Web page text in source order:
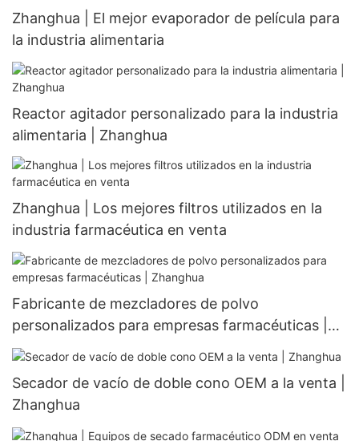
Zhanghua | El mejor evaporador de película para
la industria alimentaria
Reactor agitador personalizado para la industria
alimentaria | Zhanghua
Zhanghua | Los mejores filtros utilizados en la
industria farmacéutica en venta
Fabricante de mezcladores de polvo
personalizados para empresas farmacéuticas |
Zhanghua
Secador de vacío de doble cono OEM a la venta |
Zhanghua